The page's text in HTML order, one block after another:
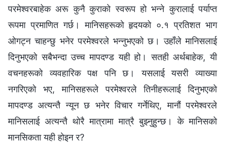
परमेश्‍वरबाहेक अरू कुनै कुराको स्वरूप हो भन्‍ने कुरालाई पर्याप्त
रूपमा प्रमाणित गर्छ। मानिसहरूको हृदयको ०.१ प्रतिशत भाग
ओगट्न चाहन्छु भनेर परमेश्‍वरले भन्‍नुभएको छ। उहाँले मानिसलाई
दिनुभएको सबैभन्दा उच्‍च मापदण्ड यही हो। सतही अर्थबाहेक, यी
वचनहरूको व्यवहारिक पक्ष पनि छ। यसलाई यसरी व्याख्या
नगरिएको भए, मानिसहरूले परमेश्‍वरले तिनीहरूलाई दिनुभएको
मापदण्ड अत्यन्तै न्यून छ भनेर विचार गर्नेथिए, मानौं परमेश्‍वरले
मानिसलाई अत्यन्तै थोरै मात्रामा मात्रै बुझ्‍नुहुन्छ। के मानिसको
मानसिकता यही होइन र?